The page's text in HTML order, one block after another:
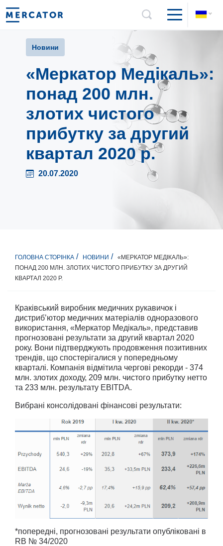
Новини
«Меркатор Медікаль»:
понад 200 млн.
злотих чистого
прибутку за другий
квартал 2020 р.
20.07.2020
ГОЛОВНА СТОРІНКА НОВИНИ
«МЕРКАТОР МЕДІКАЛЬ»:
ПОНАД 200 МЛН. ЗЛОТИХ ЧИСТОГО ПРИБУТКУ ЗА ДРУГИЙ
КВАРТАЛ 2020 Р.
Краківський виробник медичних рукавичок i
дистриб’ютор медичних матеріалів одноразового
використання, «Меркатор Медікаль», представив
прогнозовані результати за другий квартал 2020
року. Вони підтверджують продовження позитивних
трендів, що спостерігалися у попередньому
кварталі. Компанія відмітила чергові рекорди - 374
млн. злотих доходу, 209 млн. чистого прибутку нетто
та 233 млн. результату EBITDA.
Вибрані консолідовані фінансові результати:
*попередні, прогнозовані результати опубліковані в
RB № 34/2020